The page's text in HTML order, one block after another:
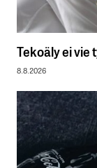
Tekoäly ei vie
8.8.2026